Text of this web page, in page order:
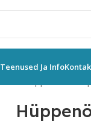
Teenused Ja Info